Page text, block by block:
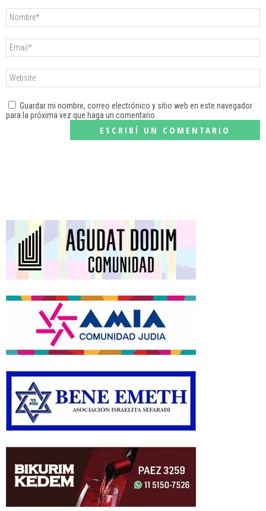
Guardar mi nombre, correo electrónico y sitio web en este navegador
para la próxima vez que haga un comentario.